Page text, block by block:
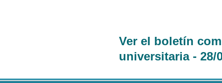
Ver el boletín
universitaria - 28/